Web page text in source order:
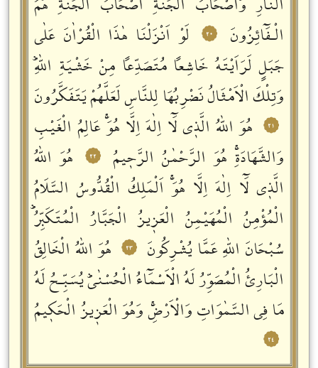
الْـفَٓائِزُونَ
٢٠
لَوْ اَنْزَلْنَا هٰذَا الْقُرْاٰنَ عَلٰى
جَبَلٍ لَرَاَيْتَهُ خَاشِعاً مُتَصَدِّعاً مِنْ خَشْيَةِ اللّٰهِؕ
وَتِلْكَ الْاَمْثَالُ نَضْرِبُهَا لِلنَّاسِ لَعَلَّهُمْ يَتَفَكَّرُونَ
٢١
هُوَ اللّٰهُ الَّذٖي لَٓا اِلٰهَ اِلَّا هُوَۚ عَالِمُ الْغَيْبِ
وَالشَّهَادَةِۚ هُوَ الرَّحْمٰنُ الرَّحٖيمُ
٢٢
هُوَ اللّٰهُ
الَّذٖي لَٓا اِلٰهَ اِلَّا هُوَۚ اَلْمَلِكُ الْقُدُّوسُ السَّلَامُ
الْمُؤْمِنُ الْمُهَيْمِنُ الْعَزٖيزُ الْجَبَّارُ الْمُتَكَبِّرُؕ
سُبْحَانَ اللّٰهِ عَمَّا يُشْرِكُونَ
٢٣
هُوَ اللّٰهُ الْخَالِقُ
الْبَارِئُ الْمُصَوِّرُ لَهُ الْاَسْمَٓاءُ الْحُسْنٰىؕ يُسَبِّـحُ لَهُ
مَا فِي السَّمٰوَاتِ وَالْاَرْضِۚ وَهُوَ الْعَزٖيزُ الْحَكٖيمُ
٢٤